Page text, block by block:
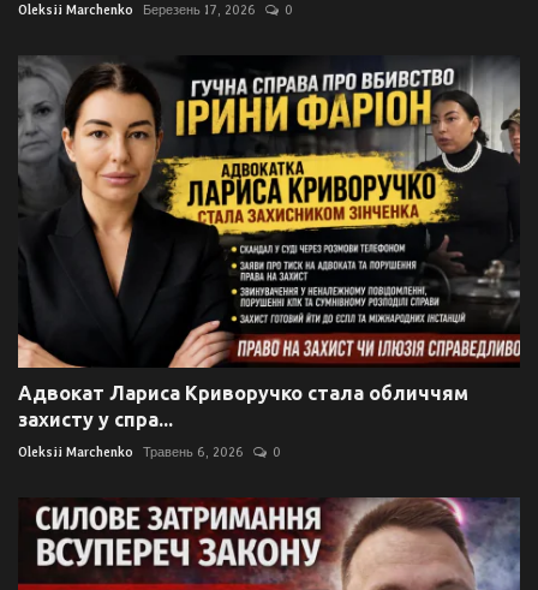
Oleksii Marchenko Березень 17, 2026 0
Адвокат Лариса Криворучко стала обличчям
захисту у спра...
Oleksii Marchenko Травень 6, 2026 0